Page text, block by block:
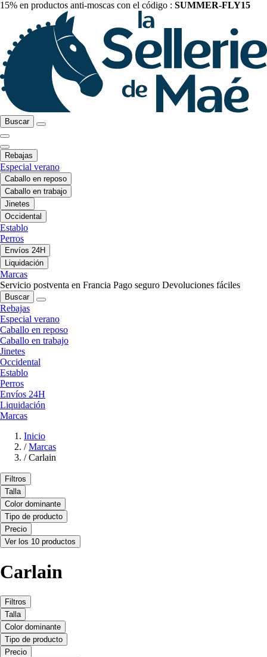
15% en productos anti-moscas con el código : SUMMER-FLY15
Buscar
Rebajas
Especial verano
Caballo en reposo
Caballo en trabajo
Jinetes
Occidental
Establo
Perros
Envíos 24H
Liquidación
Marcas
Servicio postventa en Francia Pago seguro Devoluciones fáciles
Buscar
Rebajas
Especial verano
Caballo en reposo
Caballo en trabajo
Jinetes
Occidental
Establo
Perros
Envíos 24H
Liquidación
Marcas
Inicio
/ Marcas
/ Carlain
Filtros
Talla
Color dominante
Tipo de producto
Precio
Ver los 10 productos
Carlain
Filtros
Talla
Color dominante
Tipo de producto
Precio